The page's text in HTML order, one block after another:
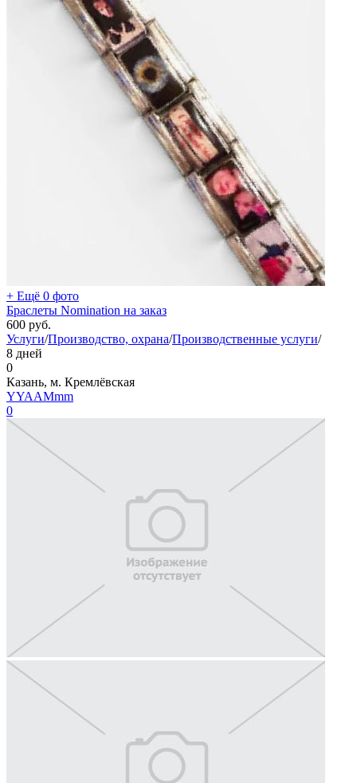
+ Ещё 0 фото
Браслеты Nomination на заказ
600 руб.
Услуги/Производство, охрана/Производственные услуги/
8 дней
0
Казань, м. Кремлёвская
YYAAMmm
0